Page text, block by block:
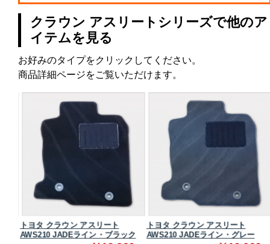
クラウン アスリートシリーズで他のア
イテムを見る
お好みのタイプをクリックしてください。
商品詳細ページをご覧いただけます。
トヨタ クラウン アスリート
AWS210 JADEライン・ブラック
トヨタ クラウン アスリート
AWS210 JADEライン・グレー